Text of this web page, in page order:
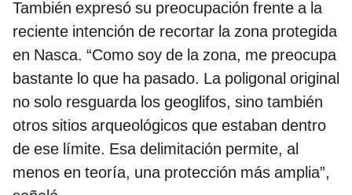
También expresó su preocupación frente a la
reciente intención de recortar la zona protegida
en Nasca. “Como soy de la zona, me preocupa
bastante lo que ha pasado. La poligonal original
no solo resguarda los geoglifos, sino también
otros sitios arqueológicos que estaban dentro
de ese límite. Esa delimitación permite, al
menos en teoría, una protección más amplia”,